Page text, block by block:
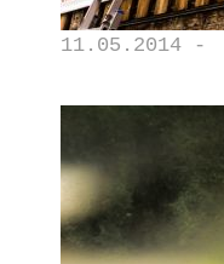
11.05.2014 -